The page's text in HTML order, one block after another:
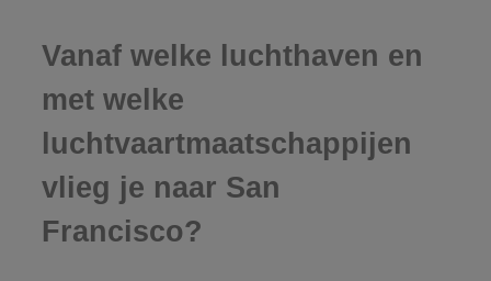
Vanaf welke luchthaven en
met welke
luchtvaartmaatschappijen
vlieg je naar San
Francisco?